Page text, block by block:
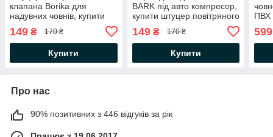
клапана Borika для
надувних човнів, купити
накачування човна під
авто компресор
149 ₴ 170 ₴
Купити
BARK під авто компресор,
купити штуцер повітряного
накачування човни ПВХ
149₴ 170 ₴
Купити
ПВХ
599
Про нас
90% позитивних з 446 відгуків за рік